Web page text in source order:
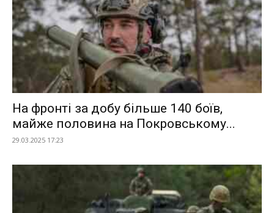
На фронті за добу більше 140 боїв,
майже половина на Покровському...
29.03.2025 17:23